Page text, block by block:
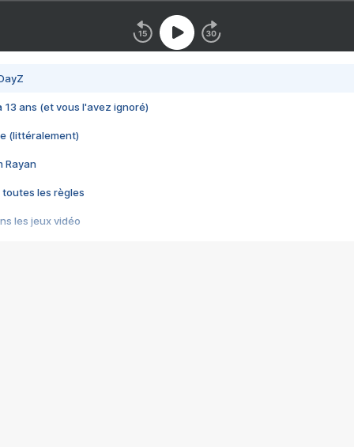
13 ans (et vous l'avez ignoré)
(littéralement)
Rayan
toutes les règles
les jeux vidéo